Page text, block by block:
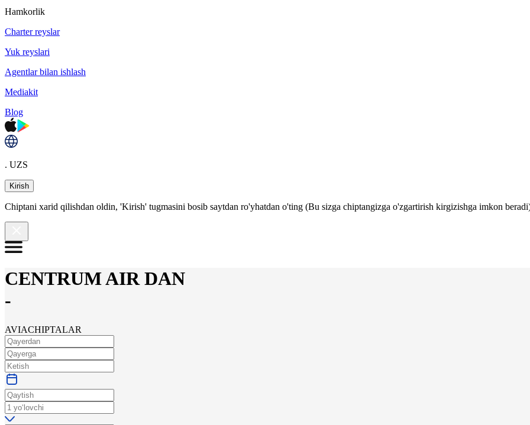
Hamkorlik
Charter reyslar
Yuk reyslari
Agentlar bilan ishlash
Mediakit
Blog
. UZS
Kirish
Chiptani xarid qilishdan oldin, 'Kirish' tugmasini bosib saytdan ro'yhatdan o'ting (Bu sizga chiptangizga o'zgartirish kirgizishga imkon
CENTRUM AIR DAN
-
AVIACHIPTALAR